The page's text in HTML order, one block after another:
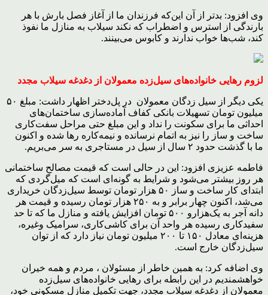
وی افزود: بدتر از آن این‌که فرزندان ما از آغاز فصل بارش با هر
بارندگی از استرس و اضطراب که نکند سیلاب به منازل ما نفوذ
کند، شب‌ها خواب ندارند و کابوس می‌بینند.
لزوم رهایی خانواده‌های سیل‌زده معمولان از دغدغه سیلاب مجدد
یکی دیگر از سیل زدگان معمولان در پل‌دختر اظهار داشت: مبلغ ۵۰
میلیون تومان تسهیلات بانکی کفاف آماده‌سازی ساختمان‌های
احداثی ما برای سکونت را نداد و این مبلغ حتی مراحل سفت‌کاری
ساخت و ساز را نیز به اتمام نرسانده و نیمه‌کاره رها شده و اکنون
ما با گذشت حدود ۲ سال از سیل در مستاجری به سر می‌بریم.
فاطمه عزیزی افزود: این در حالی است که قیمت مصالح ساختمانی
هر روز بیشتر می‌شود و شرایط به گونه‌ا‌ی است که میل‌گردی که
ابتدای کار ساخت و ساز ۵۰ هزار تومان توسط سیل‌زدگان خریداری
می‌شد، اکنون چهار برابر و به ۲۵۰ هزار تومان رسیده و قیمت هر
دانه آجر به یک‌هزارو ۵۰۰ تومان افزایش یافته و منازل ما که تا حد
سفیدکاری رسیده هر واحد آن برای کاشی‌کاری، سرامیک وغیره،
هزینه‌ای معادل ۱۵۰ تا ۲۰۰ میلیون تومان نیاز دارد که از توان
سیل‌زدگان خارج است.
وی اضافه کرد: به همین خاطر از مسئولان ، مردم و همه خیران
خواهشمندیم در این رابطه برای رهایی خانواده‌های سیل‌زده
معمولان از دغدغه سیلاب مجدد، جهت تکمیل منازل مسکونی خود،